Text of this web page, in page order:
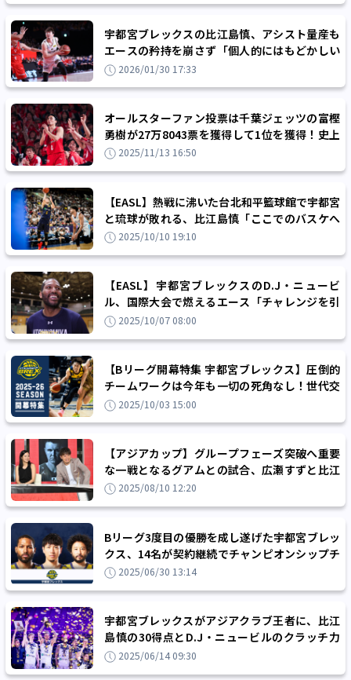
宇都宮ブレックスの比江島慎、アシスト量産も
エースの矜持を崩さず「個人的にはもどかしい
というか、もっと得点の面で貢献したい」
2026/01/30 17:33
オールスターファン投票は千葉ジェッツの富樫
勇樹が27万8043票を獲得して1位を獲得！史上
初となる10大会連続10回目の選出を決める
2025/11/13 16:50
【EASL】熱戦に沸いた台北和平籃球館で宇都宮
と琉球が敗れる、比江島慎「ここでのバスケへ
の情熱は昔から本当に大きい」
2025/10/10 19:10
【EASL】宇都宮ブレックスのD.J・ニュービ
ル、国際大会で燃えるエース「チャレンジを引
き受けていきたい」
2025/10/07 08:00
【Bリーグ開幕特集 宇都宮ブレックス】圧倒的
チームワークは今年も一切の死角なし！世代交
代も見据えながら王座防衛へ
2025/10/03 15:00
【アジアカップ】グループフェーズ突破へ重要
な一戦となるグアムとの試合、広瀬すずと比江
島慎が全力エール！
2025/08/10 12:20
Bリーグ3度目の優勝を成し遂げた宇都宮ブレッ
クス、14名が契約継続でチャンピオンシップチ
ームが再集結
2025/06/30 13:14
宇都宮ブレックスがアジアクラブ王者に、比江
島慎の30得点とD.J・ニュービルのクラッチ力
でアル・リヤディを1点差で下す
2025/06/14 09:30